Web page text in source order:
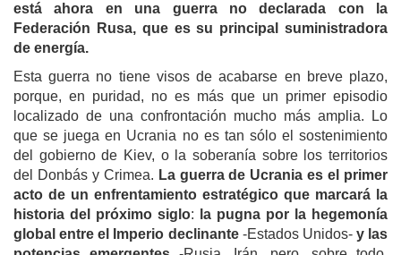
está ahora en una guerra no declarada con la
Federación Rusa, que es su principal suministradora
de energía.
Esta guerra no tiene visos de acabarse en breve plazo,
porque, en puridad, no es más que un primer episodio
localizado de una confrontación mucho más amplia. Lo
que se juega en Ucrania no es tan sólo el sostenimiento
del gobierno de Kiev, o la soberanía sobre los territorios
del Donbás y Crimea. La guerra de Ucrania es el primer
acto de un enfrentamiento estratégico que marcará la
historia de
próximo siglo:
la pugna por la hegemonía
global entre el Imperio declinante-Estados Unidos- y las